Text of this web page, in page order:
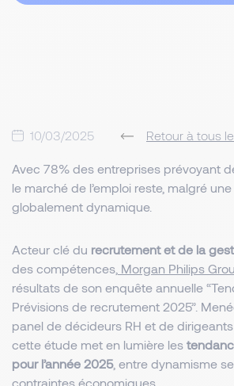
10/03/2025 Retour à tous
Avec 78% des entreprises prévoyant
le marché de l’emploi reste, malgré
globalement dynamique.
Acteur clé du recrutement et de la
des compétences, Morgan Philips
résultats de son enquête annuelle
Prévisions de recrutement 2025”.
panel de décideurs RH et de dirigeants
cette étude met en lumière les
pour l’année 2025, entre dynamisme
contraintes économiques.